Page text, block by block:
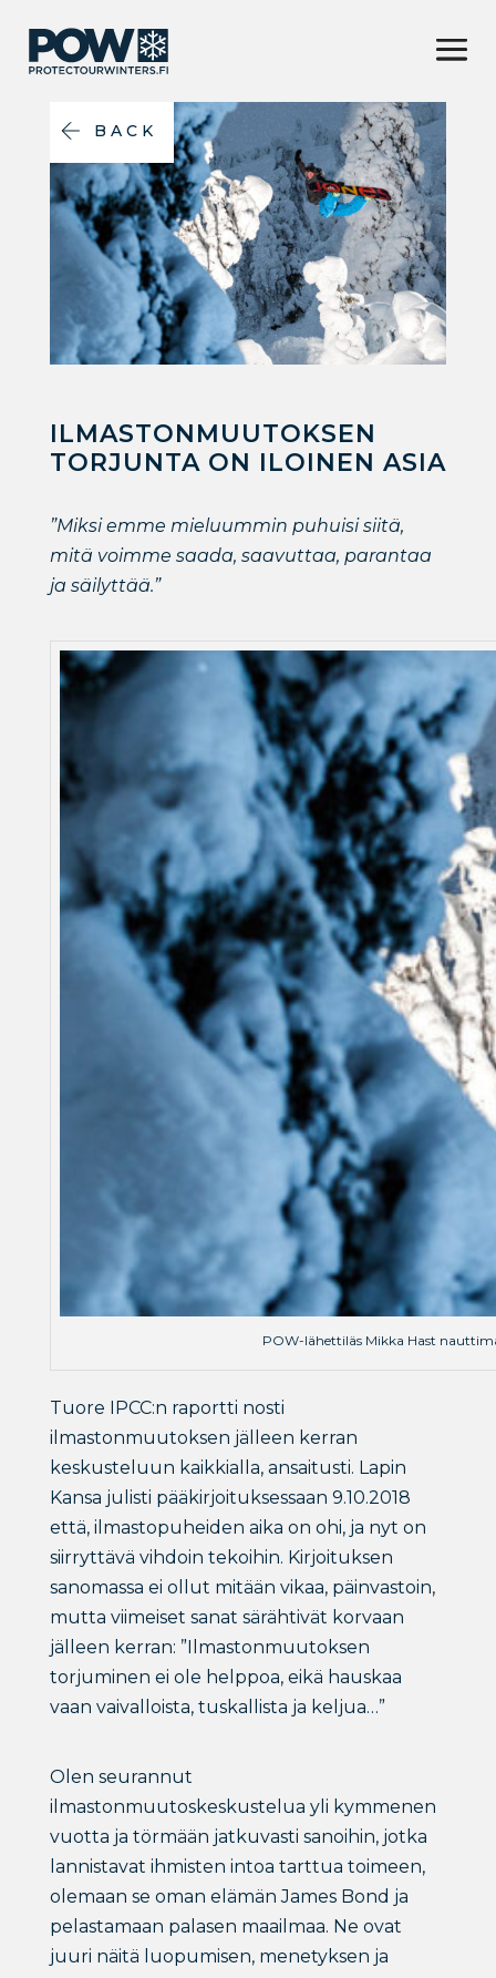
BACK
ILMASTONMUUTOKSEN
TORJUNTA ON ILOINEN ASIA
”Miksi emme mieluummin puhuisi siitä,
mitä voimme saada, saavuttaa, parantaa
ja säilyttää.”
POW-lähettiläs Mikka Hast
Tuore IPCC:n raportti nosti
ilmastonmuutoksen jälleen kerran
keskusteluun kaikkialla, ansaitusti. Lapin
Kansa julisti pääkirjoituksessaan 9.10.2018
että, ilmastopuheiden aika on ohi, ja nyt on
siirryttävä vihdoin tekoihin. Kirjoituksen
sanomassa ei ollut mitään vikaa, päinvastoin,
mutta viimeiset sanat särähtivät korvaan
jälleen kerran: ”Ilmastonmuutoksen
torjuminen ei ole helppoa, eikä hauskaa
vaan vaivalloista, tuskallista ja keljua…”
Olen seurannut
ilmastonmuutoskeskustelua yli kymmenen
vuotta ja törmään jatkuvasti sanoihin, jotka
lannistavat ihmisten intoa tarttua toimeen,
olemaan se oman elämän James Bond ja
pelastamaan palasen maailmaa. Ne ovat
juuri näitä luopumisen, menetyksen ja